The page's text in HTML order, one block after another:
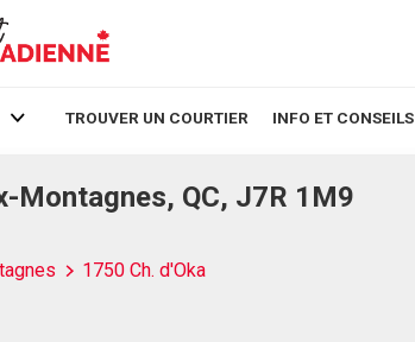
TROUVER UN COURTIER INFO ET CONSEILS
Montagnes, QC, J7R 1M9
1750 Ch. d'Oka